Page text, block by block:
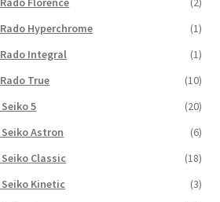
Hyperchrome
(1)
Integral
(1)
True
(10)
5
(20)
Astron
(6)
Classic
(18)
Kinetic
(3)